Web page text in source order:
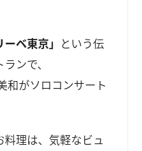
ーベ東京」 という伝
ンで、
和がソロコンサート
理は、気軽なビュ